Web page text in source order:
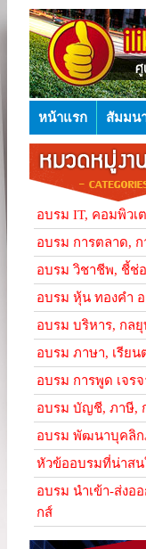
หน้าแรก สัมมน
อบรม IT, คอมพิวเ
อบรม การตลาด, ก
อบรม วิชาชีพ, ชี้ช่อ
อบรม หุ้น ทองคำ
อบรม บริหาร, กล
อบรม ภาษา, เรียน
อบรม การพูด เจร
อบรม บัญชี, ภาษี,
อบรม พัฒนาบุคลิก
หัวข้ออบรมที่น่าสน
อบรม นำเข้า-ส่งอ
กส์